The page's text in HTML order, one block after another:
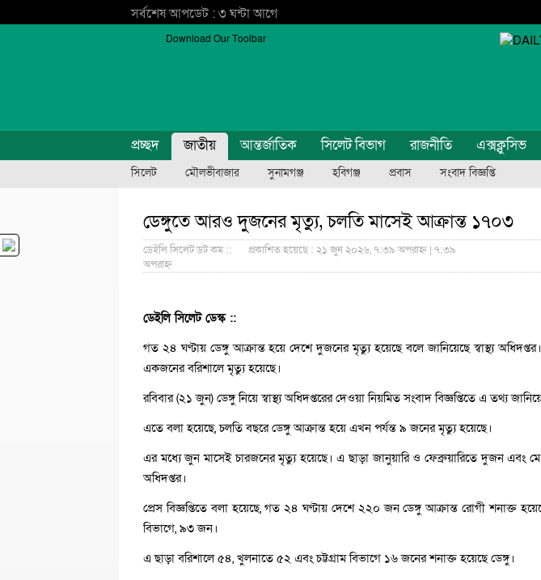
সর্বশেষ আপডেট : ৩ ঘন্টা আগে
Download Our Toolbar
প্রচ্ছদ জাতীয় আন্তর্জাতিক সিলেট বিভাগ রাজনীতি এক্সক্লুসিভ
সিলেট মৌলভীবাজার সুনামগঞ্জ হবিগঞ্জ প্রবাস সংবাদ বিজ্ঞপ্তি
ডেঙ্গুতে আরও দুজনের মৃত্যু, চলতি মাসেই আক্রান্ত ১৭০৩
ডেইলি সিলেট ডট কম ::
প্রকাশিত হয়েছে : ২১ জুন ২০২৬, ৭:৩৯ অপরাহ্ন | ৭:৩৯
অপরাহ্ন
ডেইলি সিলেট ডেস্ক ::
গত ২৪ ঘণ্টায় ডেঙ্গু আক্রান্ত হয়ে দেশে দুজনের মৃত্যু হয়েছে বলে জানিয়েছে স্বাস্থ্য
একজনের বরিশালে মৃত্যু হয়েছে।
রবিবার (২১ জুন) ডেঙ্গু নিয়ে স্বাস্থ্য অধিদপ্তরের দেওয়া নিয়মিত সংবাদ বিজ্ঞপ্তিতে এ তথ্য
এতে বলা হয়েছে, চলতি বছরে ডেঙ্গু আক্রান্ত হয়ে এখন পর্যন্ত ৯ জনের মৃত্যু হয়েছে।
এর মধ্যে জুন মাসেই চারজনের মৃত্যু হয়েছে। এ ছাড়া জানুয়ারি ও ফেব্রুয়ারিতে দুজন এবং
অধিদপ্তর।
প্রেস বিজ্ঞপ্তিতে বলা হয়েছে, গত ২৪ ঘণ্টায় দেশে ২২০ জন ডেঙ্গু আক্রান্ত রোগী শনাক্ত
বিভাগে, ৯৩ জন।
এ ছাড়া বরিশালে ৫৪, খুলনাতে ৫২ এবং চট্টগ্রাম বিভাগে ১৬ জনের শনাক্ত হয়েছে ডেঙ্গু।